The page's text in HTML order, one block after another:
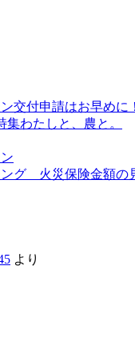
交付申請はお早めに！
わたしと、農と。
ング 火災保険金額の
より